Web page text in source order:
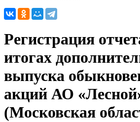
Регистрация
итогах
выпуска
акций АО
(Московская